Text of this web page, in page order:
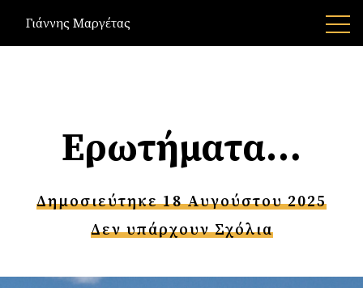
Γιάννης Μαργέτας
Ερωτήματα…
Δημοσιεύτηκε 18 Αυγούστου 2025
Δεν υπάρχουν Σχόλια